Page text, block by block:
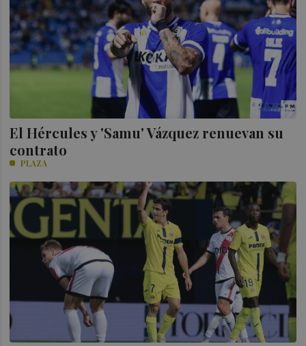
El Hércules y 'Samu' Vázquez renuevan su
contrato
PLAZA